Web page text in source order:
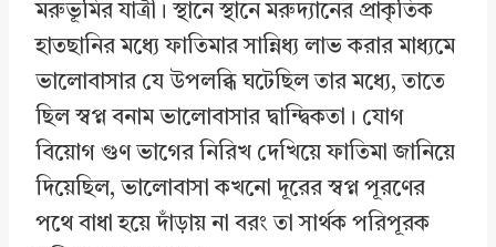
মরুভূমির যাত্রী। স্থানে স্থানে মরুদ্যানের প্রাকৃতিক
হাতছানির মধ্যে ফাতিমার সান্নিধ্য লাভ করার মাধ্যমে
ভালোবাসার যে উপলব্ধি ঘটেছিল তার মধ্যে, তাতে
ছিল স্বপ্ন বনাম ভালোবাসার দ্বান্দ্বিকতা। যোগ
বিয়োগ গুণ ভাগের নিরিখ দেখিয়ে ফাতিমা জানিয়ে
দিয়েছিল, ভালোবাসা কখনো দূরের স্বপ্ন পূরণের
পথে বাধা হয়ে দাঁড়ায় না বরং তা সার্থক পরিপূরক